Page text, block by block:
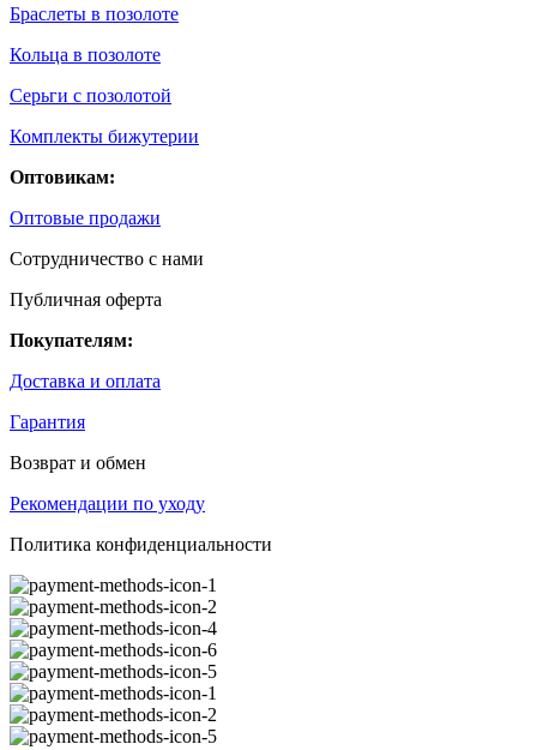
Браслеты в позолоте
Кольца в позолоте
Серьги с позолотой
Комплекты бижутерии
Оптовикам:
Оптовые продажи
Сотрудничество с нами
Публичная оферта
Покупателям:
Доставка и оплата
Гарантия
Возврат и обмен
Рекомендации по уходу
Политика конфиденциальности